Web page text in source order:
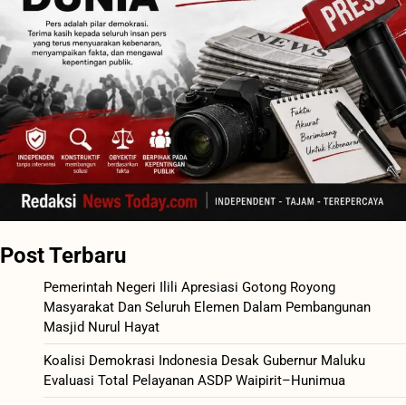
Post Terbaru
Pemerintah Negeri Ilili Apresiasi Gotong Royong
Masyarakat Dan Seluruh Elemen Dalam Pembangunan
Masjid Nurul Hayat
Koalisi Demokrasi Indonesia Desak Gubernur Maluku
Evaluasi Total Pelayanan ASDP Waipirit–Hunimua